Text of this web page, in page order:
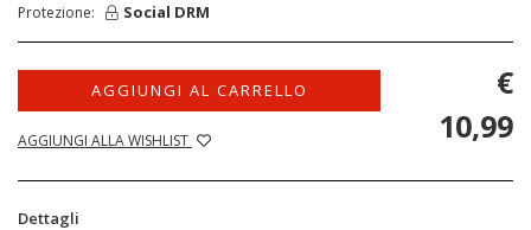
Protezione: Social DRM
AGGIUNGI AL CARRELLO
AGGIUNGI ALLA WISHLIST
€
10,99
Dettagli